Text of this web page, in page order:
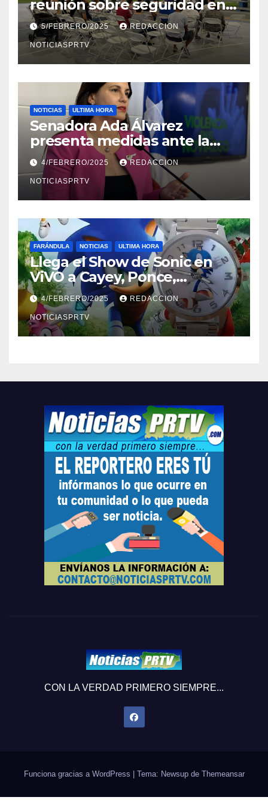
reunión sobre seguridad en
Reparto Metropolitano
5/FEBRERO/2025 REDACCION
NOTICIASPRTV
NOTICIAS ULTIMA HORA
Senadora Ada Álvarez
presenta medidas ante la
violencia en el noviazgo
4/FEBRERO/2025 REDACCION
NOTICIASPRTV
FARÁNDULA NOTICIAS ULTIMA HORA
Llega el Show de Sonic en
ViVO a Cayey, Ponce,
Barceloneta y Humacao,
Relojes gratis para el que
compre ahora….
4/FEBRERO/2025 REDACCION
NOTICIASPRTV
CON LA VERDAD PRIMERO SIEMPRE...
Funciona gracias a WordPress Tema: Newsup de Themeansar